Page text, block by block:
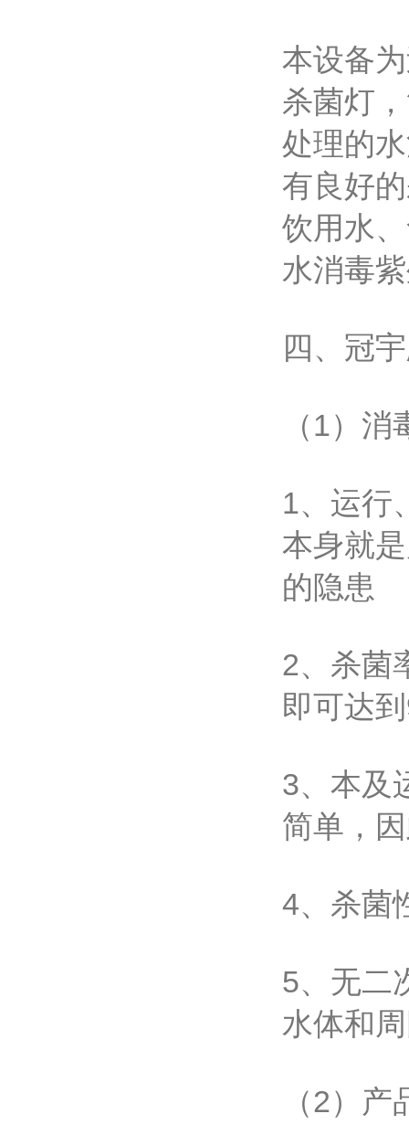
本设备
杀菌灯
处理的
有良好
饮用水
水消毒
四、冠
（1）消
1、运行
本身就
的隐患
2、杀菌
即可达
3、本及
简单，
4、杀菌
5、无二
水体和
（2）产